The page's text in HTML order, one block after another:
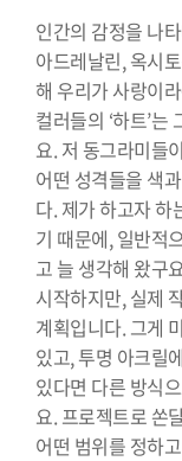
인간의 감정을 나
아드레날린, 옥시
해 우리가 사랑이
컬러들의 ‘하트’
요. 저 동그라미들
어떤 성격들을 색
다. 제가 하고자 하
기 때문에, 일반적
고 늘 생각해 왔구
시작하지만, 실제
계획입니다. 그게
있고, 투명 아크릴
있다면 다른 방식
요. 프로젝트로 쏜
어떤 범위를 정하